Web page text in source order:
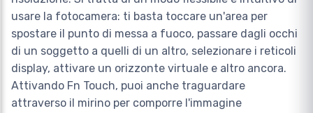
usare la fotocamera: ti basta toccare un'area per
spostare il punto di messa a fuoco, passare dagli occhi
di un soggetto a quelli di un altro, selezionare i reticoli
display, attivare un orizzonte virtuale e altro ancora.
Attivando Fn Touch, puoi anche traguardare
attraverso il mirino per comporre l'immagine